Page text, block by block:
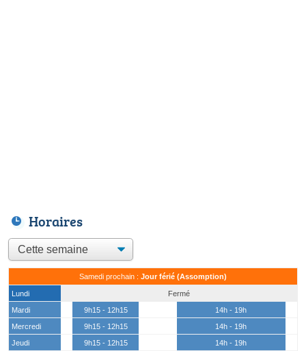
Horaires
Samedi prochain : Jour férié (Assomption)
Lundi
Fermé
Mardi
9h15 - 12h15
14h - 19h
Mercredi
9h15 - 12h15
14h - 19h
Jeudi
9h15 - 12h15
14h - 19h